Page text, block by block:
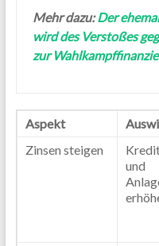
Mehr dazu:Der
wird des Verstoßes
zur
Aspekt
Zinsen steigen
und